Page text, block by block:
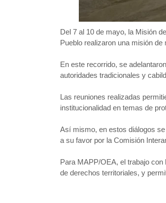
Del 7 al 10 de mayo, la Misión
Pueblo realizaron una misión
En este recorrido, se
autoridades tradicionales y
Las reuniones realizadas
institucionalidad en temas de
Así mismo, en estos diálogos
a su favor por la Comisión
Para MAPP/OEA, el trabajo
de derechos territoriales, y